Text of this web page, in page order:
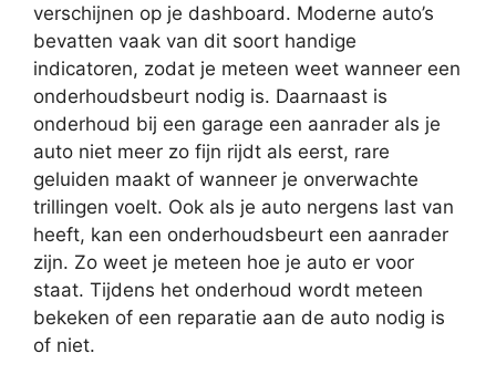
verschijnen op je dashboard. Moderne auto’s
bevatten vaak van dit soort handige
indicatoren, zodat je meteen weet wanneer een
onderhoudsbeurt nodig is. Daarnaast is
onderhoud bij een garage een aanrader als je
auto niet meer zo fijn rijdt als eerst, rare
geluiden maakt of wanneer je onverwachte
trillingen voelt. Ook als je auto nergens last van
heeft, kan een onderhoudsbeurt een aanrader
zijn. Zo weet je meteen hoe je auto er voor
staat. Tijdens het onderhoud wordt meteen
bekeken of een reparatie aan de auto nodig is
of niet.